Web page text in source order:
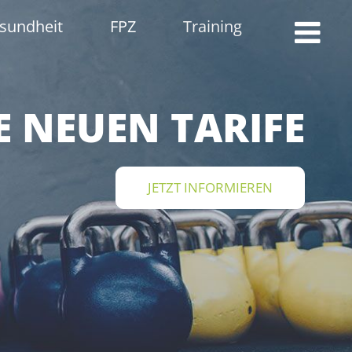
FPZ Training
NEUEN TARIFE
JETZT INFORMIEREN